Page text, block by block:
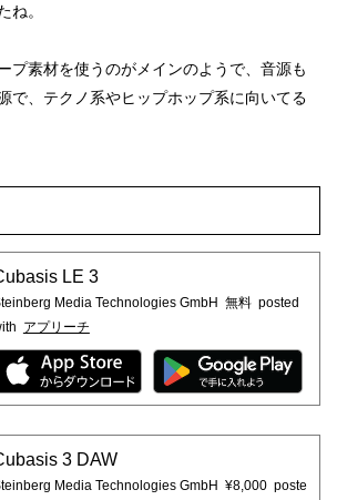
ね。
プ素材を使うのがメインのようで、音源も
で、テクノ系やヒップホップ系に向いてる
LE 3
Media Technologies GmbH 無料 posted
アプリーチ
3 DAW
Media Technologies GmbH ¥8,000 poste